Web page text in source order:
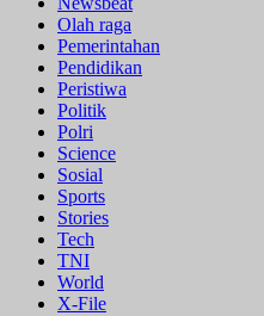
Olah raga
Pemerintahan
Pendidikan
Peristiwa
Politik
Polri
Science
Sosial
Sports
Stories
Tech
TNI
World
X-File